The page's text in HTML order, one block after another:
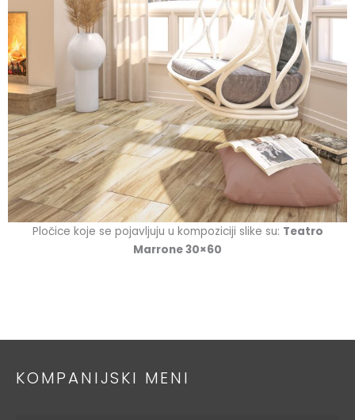
Pločice koje se pojavljuju u kompoziciji slike su: Teatro
Marrone 30×60
KOMPANIJSKI MENI